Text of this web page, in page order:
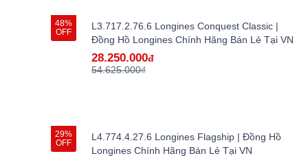
48%
OFF
L3.717.2.76.6 Longines Conquest Classic |
Đồng Hồ Longines Chính Hãng Bán Lẻ Tại VN
28.250.000đ
54.625.000₫
29%
OFF
L4.774.4.27.6 Longines Flagship | Đồng Hồ
Longines Chính Hãng Bán Lẻ Tại VN